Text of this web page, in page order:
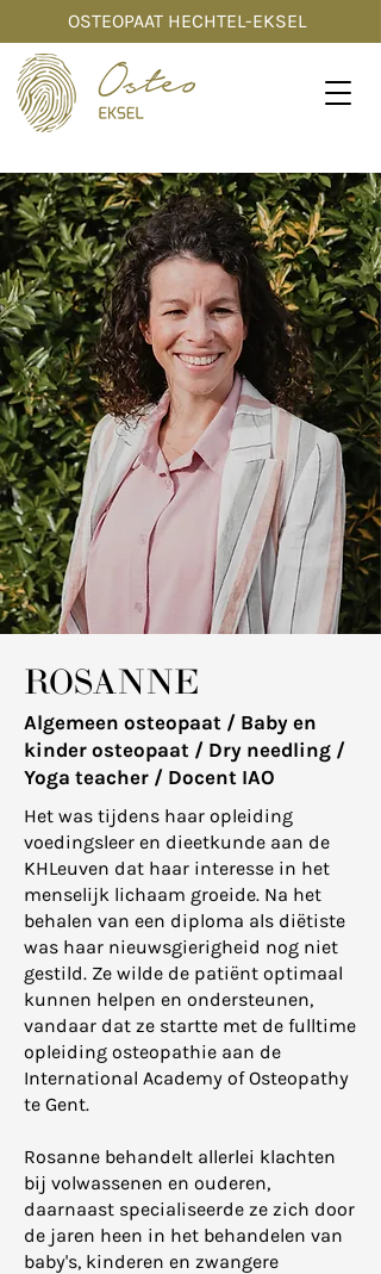
OSTEOPAAT HECHTEL-EKSEL
ROSANNE
Algemeen osteopaat / Baby en
kinder osteopaat / Dry needling /
Yoga teacher / Docent IAO
Het was tijdens haar opleiding
voedingsleer en dieetkunde aan de
KHLeuven dat haar interesse in het
menselijk lichaam groeide. Na het
behalen van een diploma als diëtiste
was haar nieuwsgierigheid nog niet
gestild. Ze wilde de patiënt optimaal
kunnen helpen en ondersteunen,
vandaar dat ze startte met de fulltime
opleiding osteopathie aan de
International Academy of Osteopathy
te Gent.
Rosanne behandelt allerlei klachten
bij volwassenen en ouderen,
daarnaast specialiseerde ze zich door
de jaren heen in het behandelen van
baby's, kinderen en zwangere